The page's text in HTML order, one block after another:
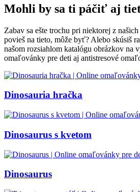
Mohli by sa ti páčiť aj
Zabav sa ešte trochu pri niektorej z
povieš na tieto, môže byť? Alebo skúsiš
našom rozsiahlom katalógu obrázkov na
omaľovánky pre deti aj antistresové
Dinosauria hračka
Dinosaurus s kvetom
Dinosaurus